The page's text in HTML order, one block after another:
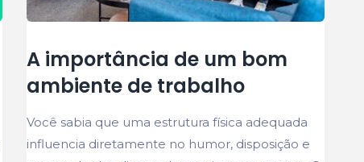
A importância de um bom
ambiente de trabalho
Você sabia que uma estrutura física adequada
influencia diretamente no humor, disposição e